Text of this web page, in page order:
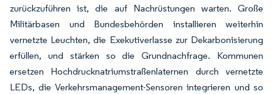
zurückzuführen ist, die auf Nachrüstungen warten. Große
Militärbasen und Bundesbehörden installieren weiterhin
vernetzte Leuchten, die Exekutiverlasse zur Dekarbonisierung
erfüllen, und stärken so die Grundnachfrage. Kommunen
ersetzen Hochdrucknatriumstraßenlaternen durch vernetzte
LEDs, die Verkehrsmanagement-Sensoren integrieren und so